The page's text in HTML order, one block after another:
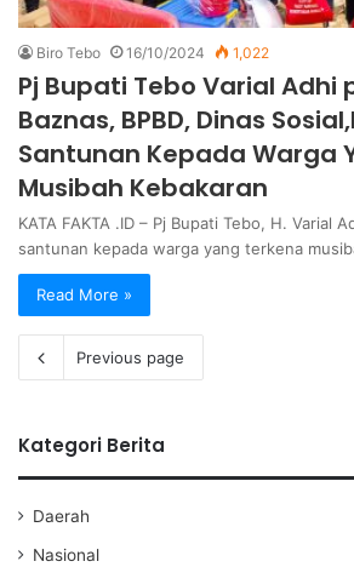
Biro Tebo 16/10/2024 1,022
Pj Bupati Tebo Varial Adhi
Baznas, BPBD, Dinas
Santunan Kepada Warga
Musibah Kebakaran
KATA FAKTA .ID – Pj Bupati Tebo, H. Varial
santunan kepada warga yang terkena
Read More »
Previous page
Kategori Berita
Daerah
Nasional